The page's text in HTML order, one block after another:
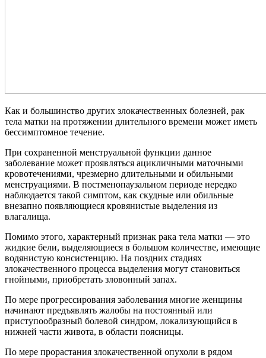
Как и большинство других злокачественных болезней, рак
тела матки на протяжении длительного времени может иметь
бессимптомное течение.
При сохраненной менструальной функции данное
заболевание может проявляться ацикличными маточными
кровотечениями, чрезмерно длительными и обильными
менструациями. В постменопаузальном периоде нередко
наблюдается такой симптом, как скудные или обильные
внезапно появляющиеся кровянистые выделения из
влагалища.
Помимо этого, характерный признак рака тела матки — это
жидкие бели, выделяющиеся в большом количестве, имеющие
водянистую консистенцию. На поздних стадиях
злокачественного процесса выделения могут становиться
гнойными, приобретать зловонный запах.
По мере прогрессирования заболевания многие женщины
начинают предъявлять жалобы на постоянный или
приступообразный болевой синдром, локализующийся в
нижней части живота, в области поясницы.
По мере прорастания злокачественной опухоли в рядом